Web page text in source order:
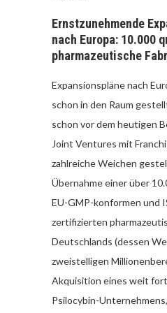
Ernstzunehmende
nach Europa: 10.000
pharmazeutische
Expansionspläne nach
schon in den Raum
schon vor dem heutigen
Joint Ventures mit
zahlreiche Weichen
Übernahme einer über
EU-GMP-konformen und
zertifizierten
Deutschlands (dessen
zweistelligen
Akquisition eines weit
Psilocybin-